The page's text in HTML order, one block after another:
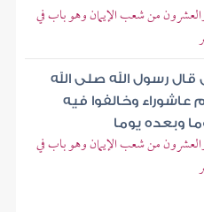
من شعب الإيمان وهو باب في
رسول الله صلى الله
وخالفوا فيه
وبعده يوما
من شعب الإيمان وهو باب في